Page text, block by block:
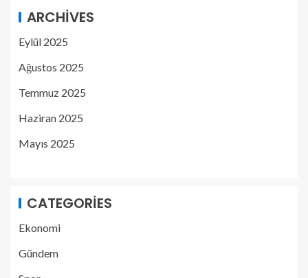
ARCHIVES
Eylül 2025
Ağustos 2025
Temmuz 2025
Haziran 2025
Mayıs 2025
CATEGORIES
Ekonomi
Gündem